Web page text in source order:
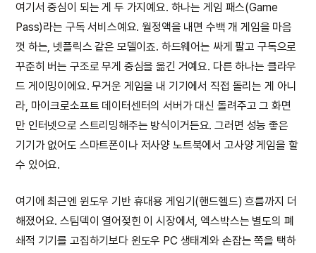
여기서 중심이 되는 게 두 가지예요. 하나는 게임 패스(Game
Pass)라는 구독 서비스예요. 월정액을 내면 수백 개 게임을 마음
껏 하는, 넷플릭스 같은 모델이죠. 하드웨어는 싸게 팔고 구독으로
꾸준히 버는 구조로 무게 중심을 옮긴 거예요. 다른 하나는 클라우
드 게이밍이에요. 무거운 게임을 내 기기에서 직접 돌리는 게 아니
라, 마이크로소프트 데이터센터의 서버가 대신 돌려주고 그 화면
만 인터넷으로 스트리밍해주는 방식이거든요. 그러면 성능 좋은
기기가 없어도 스마트폰이나 저사양 노트북에서 고사양 게임을 할
수 있어요.
여기에 최근엔 윈도우 기반 휴대용 게임기(핸드헬드) 흐름까지 더
해졌어요. 스팀덱이 열어젖힌 이 시장에서, 엑스박스는 별도의 폐
쇄적 기기를 고집하기보다 윈도우 PC 생태계와 손잡는 쪽을 택하